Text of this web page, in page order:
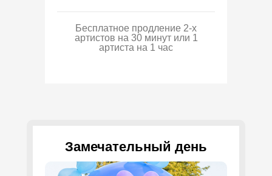
Бесплатное продление 2-х
артистов на 30 минут или 1
артиста на 1 час
Замечательный день